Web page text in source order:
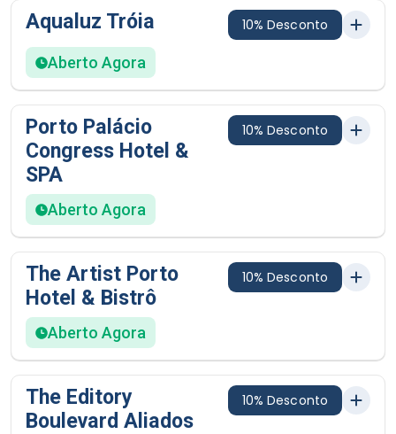
Aqualuz Tróia 10% Desconto
Aberto Agora
Porto Palácio
Congress Hotel &
SPA
10% Desconto
Aberto Agora
The Artist Porto
Hotel & Bistrô
10% Desconto
Aberto Agora
The Editory
Boulevard Aliados
10% Desconto